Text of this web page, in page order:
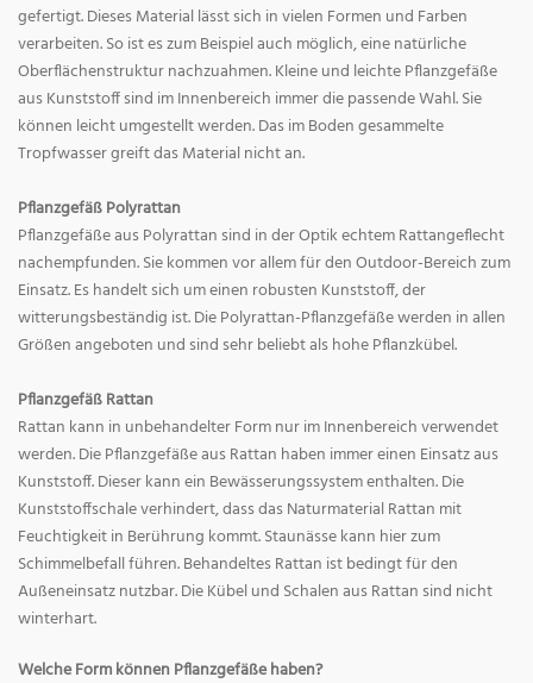
gefertigt. Dieses Material lässt sich in vielen Formen und Farben
verarbeiten. So ist es zum Beispiel auch möglich, eine natürliche
Oberflächenstruktur nachzuahmen. Kleine und leichte Pflanzgefäße
aus Kunststoff sind im Innenbereich immer die passende Wahl. Sie
können leicht umgestellt werden. Das im Boden gesammelte
Tropfwasser greift das Material nicht an.
Pflanzgefäß Polyrattan
Pflanzgefäße aus Polyrattan sind in der Optik echtem Rattangeflecht
nachempfunden. Sie kommen vor allem für den Outdoor-Bereich zum
Einsatz. Es handelt sich um einen robusten Kunststoff, der
witterungsbeständig ist. Die Polyrattan-Pflanzgefäße werden in allen
Größen angeboten und sind sehr beliebt als hohe Pflanzkübel.
Pflanzgefäß Rattan
Rattan kann in unbehandelter Form nur im Innenbereich verwendet
werden. Die Pflanzgefäße aus Rattan haben immer einen Einsatz aus
Kunststoff. Dieser kann ein Bewässerungssystem enthalten. Die
Kunststoffschale verhindert, dass das Naturmaterial Rattan mit
Feuchtigkeit in Berührung kommt. Staunässe kann hier zum
Schimmelbefall führen. Behandeltes Rattan ist bedingt für den
Außeneinsatz nutzbar. Die Kübel und Schalen aus Rattan sind nicht
winterhart.
Welche Form können Pflanzgefäße haben?